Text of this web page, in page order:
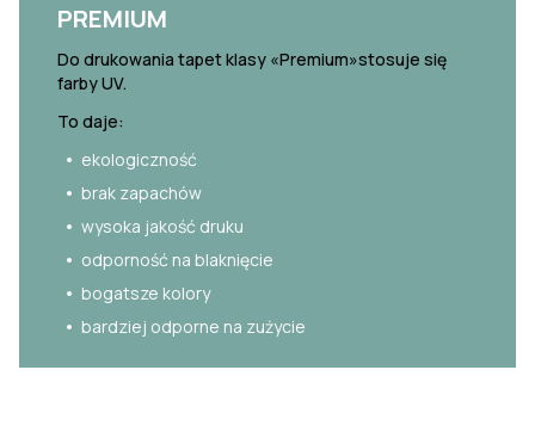
PREMIUM
Do drukowania tapet klasy «Premium»stosuje się
farby UV.
To daje:
ekologiczność
brak zapachów
wysoka jakość druku
odporność na blaknięcie
bogatsze kolory
bardziej odporne na zużycie